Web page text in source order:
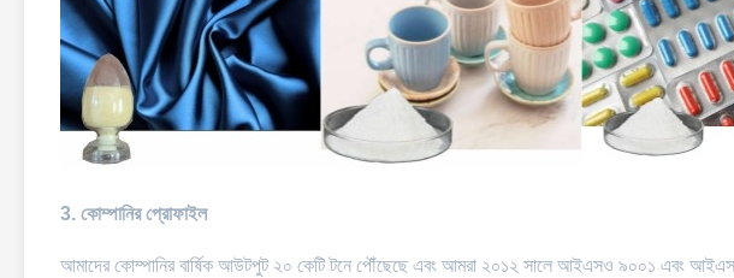
3. কোম্পানির প্রোফাইল
আমাদের কোম্পানির বার্ষিক আউটপুট ২০ কেটি টনে পৌঁছেছে এবং আমরা ২০১২ সালে আইএসও ৯০০১ এবং